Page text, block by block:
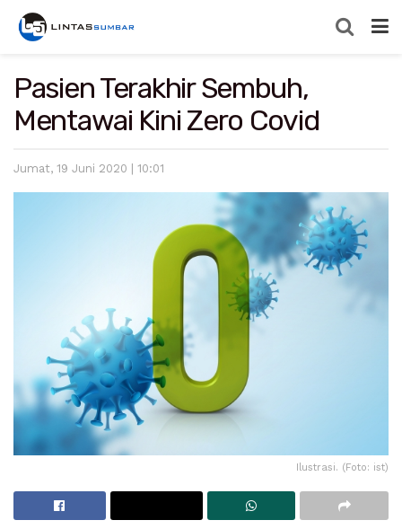
Pasien Terakhir Sembuh,
Mentawai Kini Zero Covid
Jumat, 19 Juni 2020 | 10:01
Ilustrasi. (Foto: ist)